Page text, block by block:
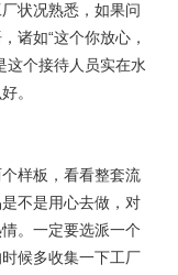
状况熟悉，如果问
诸如“这个你放心，
个接待人员实在水
。
样板，看看整套流
不是用心去做，对
。一定要选派一个
候多收集一下工厂